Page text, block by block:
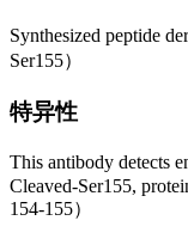
Synthesized peptide
Ser155）
特异性
This antibody detects
Cleaved-Ser155,
154-155）